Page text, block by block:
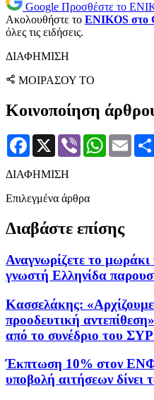
Google Προσθέστε το
Ακολουθήστε το ENIKOS στο
όλες τις ειδήσεις.
ΔΙΑΦΗΜΙΣΗ
ΜΟΙΡΑΣΟΥ ΤΟ
Κοινοποίηση
Facebook
X Viber WhatsApp
ΔΙΑΦΗΜΙΣΗ
Επιλεγμένα άρθρα
Διαβάστε επίσης
Αναγνωρίζετε το
γνωστή Ελληνίδα
Κασσελάκης: «Αρχίζουμε
προοδευτική
από το συνέδριο του
Έκπτωση 10% στον
υποβολή αιτήσεων δίνει